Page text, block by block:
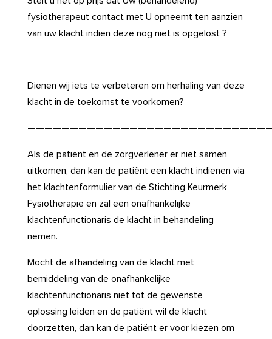
fysiotherapeut contact met U opneemt ten aanzien
van uw klacht indien deze nog niet is opgelost ?
Dienen wij iets te verbeteren om herhaling van deze
klacht in de toekomst te voorkomen?
Als de patiënt en de zorgverlener er niet samen
uitkomen, dan kan de patiënt een klacht indienen via
het klachtenformulier van de Stichting Keurmerk
Fysiotherapie en zal een onafhankelijke
klachtenfunctionaris de klacht in behandeling
nemen.
Mocht de afhandeling van de klacht met
bemiddeling van de onafhankelijke
klachtenfunctionaris niet tot de gewenste
oplossing leiden en de patiënt wil de klacht
doorzetten, dan kan de patiënt er voor kiezen om